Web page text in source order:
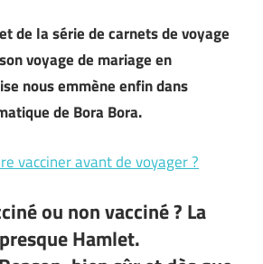
de la série de carnets de voyage
voyage de mariage en
nous emmène enfin dans
de Bora Bora.
vacciner avant de voyager ?
ou non vacciné ? La
Hamlet.